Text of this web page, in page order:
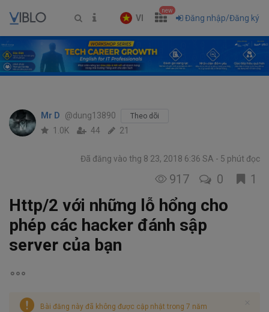
VI
new
Đăng nhập/Đăng ký
Mr D @dung13890 Theo dõi
1.0K 44 21
Đã đăng vào thg 8 23, 2018 6:36 SA 5 phút đọc
917 0 1
Http/2 với những lỗ hổng cho
phép các hacker đánh sập
server của bạn
Bài đăng này đã không được cập nhật trong 7 năm